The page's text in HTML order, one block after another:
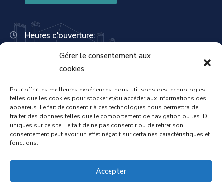
Gérer le consentement aux
cookies
Pour offrir les meilleures expériences, nous utilisons des technologies
telles que les cookies pour stocker et/ou accéder aux informations des
appareils. Le fait de consentir à ces technologies nous permettra de
traiter des données telles que le comportement de navigation ou les ID
uniques sur ce site. Le fait de ne pas consentir ou de retirer son
consentement peut avoir un effet négatif sur certaines caractéristiques et
fonctions.
Accepter
Heures d'ouverture:
Mardi : 13:30 – 18:00
Mercredi : 08:30 – 12:00 | 14:00 – 17:00
Vendredi : 08:30 – 12:00 | 14:00 – 17:00
Samedi : Fermée
Dimanche : Fermée
Mentions légales